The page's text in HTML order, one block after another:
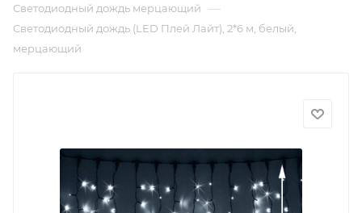
Светодиодный дождь мерцающий —
Светодиодный дождь (LED Плей Лайт), 2*6 м, белый,
мерцающий